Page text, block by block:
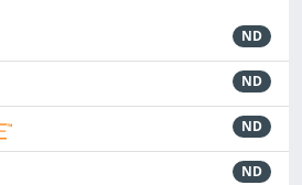
ND
ND
ND
ND